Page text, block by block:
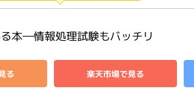
本―情報処理試験もバッチリ
る 楽天市場で見る